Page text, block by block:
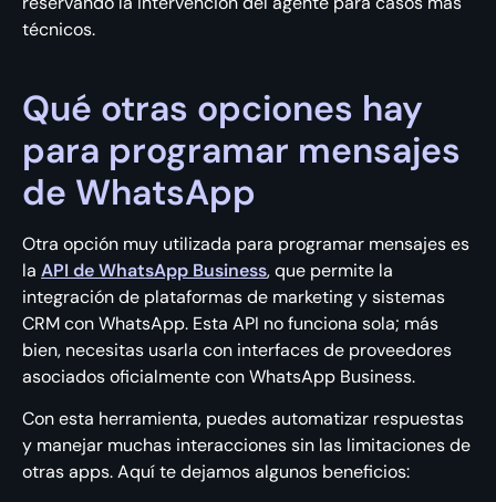
técnicos.
Qué otras opciones hay
para programar mensajes
de WhatsApp
Otra opción muy utilizada para programar mensajes es
la API de WhatsApp Business, que permite la
integración de plataformas de marketing y sistemas
CRM con WhatsApp. Esta API no funciona sola; más
bien, necesitas usarla con interfaces de proveedores
asociados oficialmente con WhatsApp Business.
Con esta herramienta, puedes automatizar respuestas
y manejar muchas interacciones sin las limitaciones de
otras apps. Aquí te dejamos algunos beneficios: